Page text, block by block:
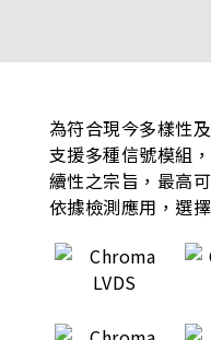
為符合現今多樣性
支援多種信號模組
續性之宗旨，最高
依據檢測應用，選